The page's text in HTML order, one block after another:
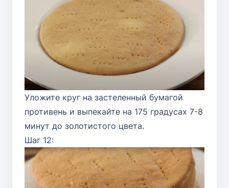
Уложите круг на застеленный бумагой
противень и выпекайте на 175 градусах 7-8
минут до золотистого цвета.
Шаг 12: